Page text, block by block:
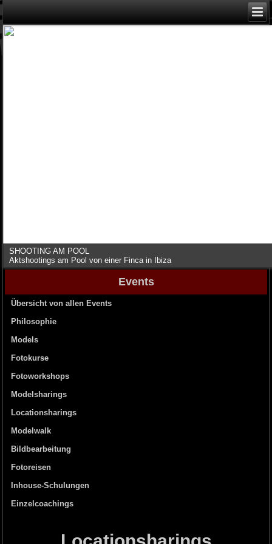
SHOOTING AM POOL
Aktshootings am Pool von einer Finca in Ibiza
Events
Übersicht von allen Events
Philosophie
Models
Fotokurse
Fotoworkshops
Modelsharings
Locationsharings
Modelwalk
Bildbearbeitung
Fotoreisen
Inhouse-Schulungen
Einzelcoachings